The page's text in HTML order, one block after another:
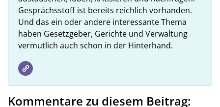
Gesprächsstoff ist bereits reichlich vorhanden.
Und das ein oder andere interessante Thema
haben Gesetzgeber, Gerichte und Verwaltung
vermutlich auch schon in der Hinterhand.
Kommentare zu diesem Beitrag: